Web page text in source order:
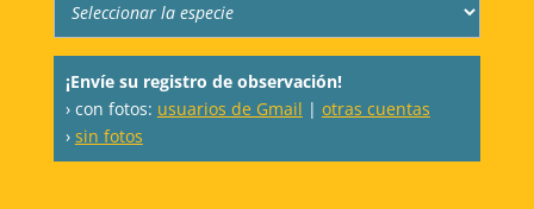
¡Envíe su registro de observación!
› con fotos: usuarios de Gmail | otras cuentas
› sin fotos